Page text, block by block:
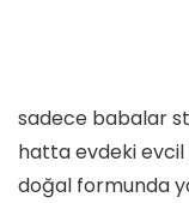
sadece babalar
hatta evdeki evcil
doğal formunda